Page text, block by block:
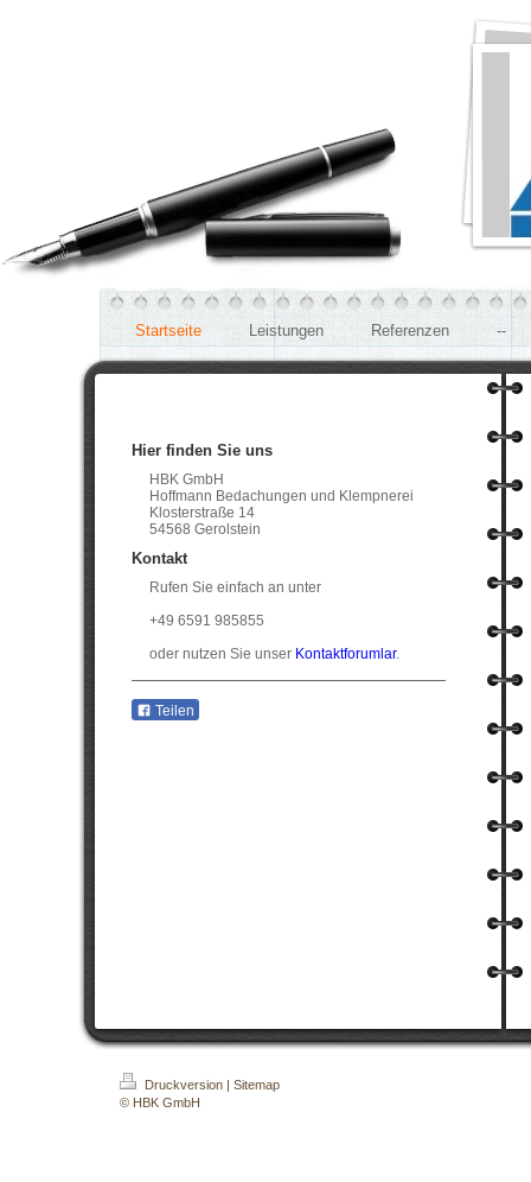
Startseite Leistungen Referenzen --
Hier finden Sie uns
HBK GmbH
Hoffmann Bedachungen und Klempnerei
Klosterstraße 14
54568 Gerolstein
Kontakt
Rufen Sie einfach an unter
+49 6591 985855
oder nutzen Sie unser Kontaktforumlar.
Teilen
Druckversion | Sitemap
© HBK GmbH